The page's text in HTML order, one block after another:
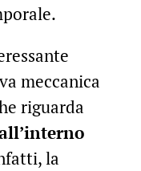
meccanica
riguarda
la